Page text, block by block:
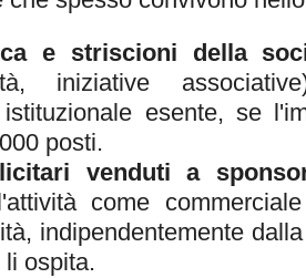
e striscioni della
iniziative
istituzionale esente, se
posti.
venduti a
come
indipendentemente
li ospita.